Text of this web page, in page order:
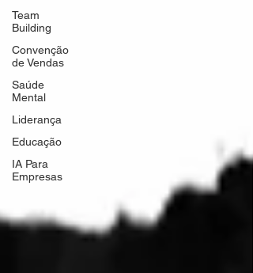
Team
Building
Convenção
de Vendas
Saúde
Mental
Liderança
Educação
IA Para
Empresas